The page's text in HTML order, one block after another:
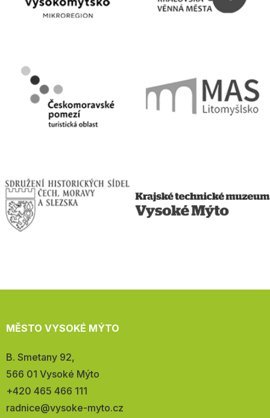
MĚSTO VYSOKÉ MÝTO
Adresa:
B. Smetany 92,
566 01 Vysoké Mýto
Telefon:
+420 465 466 111
E-
radnice@vysoke-myto.cz